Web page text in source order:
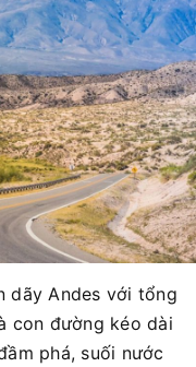
dãy Andes với tổng
con đường kéo dài
phá, suối nước